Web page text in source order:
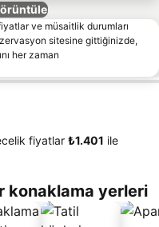
ve müsaitlik durumları
sitesine gittiğinizde,
her zaman
fiyatlar ‎₺1.401 ile
konaklama yerleri